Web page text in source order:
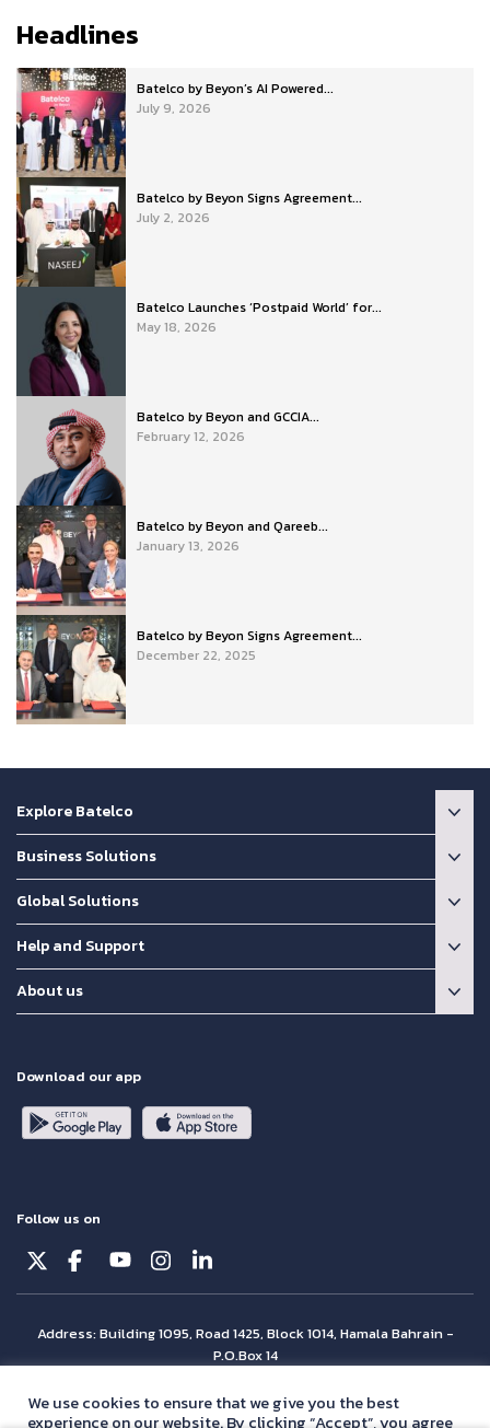
Headlines
Batelco by Beyon’s AI Powered...
July 9, 2026
Batelco by Beyon Signs Agreement...
July 2, 2026
Batelco Launches ‘Postpaid World’ for...
May 18, 2026
Batelco by Beyon and GCCIA...
February 12, 2026
Batelco by Beyon and Qareeb...
January 13, 2026
Batelco by Beyon Signs Agreement...
December 22, 2025
Explore Batelco
Business Solutions
Global Solutions
Help and Support
About us
Download our app
Follow us on
Address: Building 1095, Road 1425, Block 1014, Hamala Bahrain -
P.O.Box 14
© Batelco 2026 is part of the Beyon Group. All rights reserved.
We use cookies to ensure that we give you the best
experience on our website. By clicking “Accept”, you agree